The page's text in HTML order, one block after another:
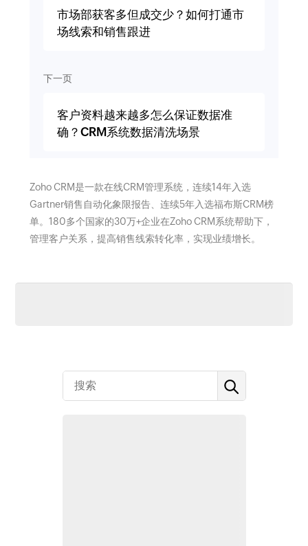
市场部获客多但成交少？如何打通市
场线索和销售跟进
下一页
客户资料越来越多怎么保证数据准
确？CRM系统数据清洗场景
Zoho CRM是一款在线CRM管理系统，连续14年入选
Gartner销售自动化象限报告、连续5年入选福布斯CRM榜
单。180多个国家的30万+企业在Zoho CRM系统帮助下，
管理客户关系，提高销售线索转化率，实现业绩增长。